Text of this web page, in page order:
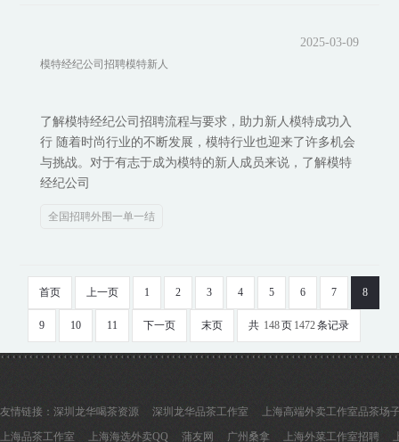
模特经纪公司招聘模特新人
2025-03-09
了解模特经纪公司招聘流程与要求，助力新人模特成功入
行 随着时尚行业的不断发展，模特行业也迎来了许多机会
与挑战。对于有志于成为模特的新人成员来说，了解模特
经纪公司
全国招聘外围一单一结
首页 上一页 1 2 3 4 5 6 7 8
9 10 11 下一页 末页 共 148页 1472条记录
友情链接： 深圳龙华喝茶资源 深圳龙华品茶工作室
上海高端外卖工作室品茶场
上海品茶工作室
上海海选外卖QQ 蒲友网 广州桑拿 上海外菜工作室招聘